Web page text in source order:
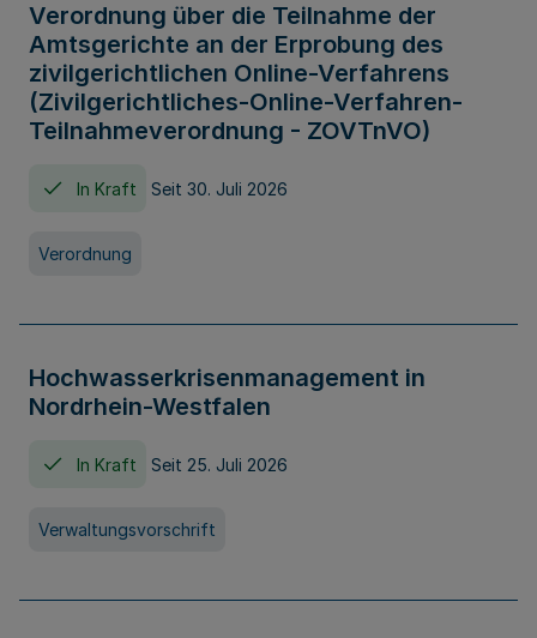
Verordnung über die Teilnahme der
Amtsgerichte an der Erprobung des
zivilgerichtlichen Online-Verfahrens
(Zivilgerichtliches-Online-Verfahren-
Teilnahmeverordnung - ZOVTnVO)
In Kraft Seit 30. Juli 2026
Verordnung
Hochwasserkrisenmanagement in
Nordrhein-Westfalen
In Kraft Seit 25. Juli 2026
Verwaltungsvorschrift